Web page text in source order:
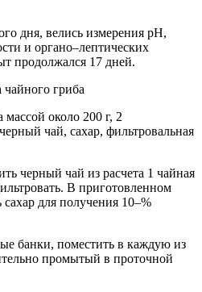
дня, велись измерения рН,
и органо–лептических
продолжался 17 дней.
гриба
около 200 г, 2
чай, сахар, фильтровальная
черный чай из расчета 1 чайная
В приготовленном
для получения 10–%
банки, поместить в каждую из
промытый в проточной